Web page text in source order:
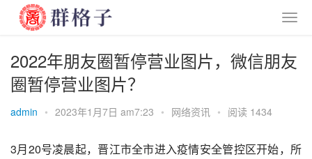
2022年朋友圈暂停营业图片，微信朋友
圈暂停营业图片？
admin • 2023年1月7日 am7:23 • 网络资讯 • 阅读 1434
3月20号凌晨起， 晋江市全市进入疫情安全管控区开始，所